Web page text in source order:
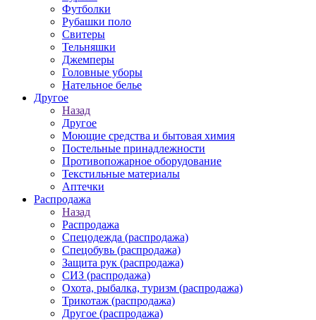
Футболки
Рубашки поло
Свитеры
Тельняшки
Джемперы
Головные уборы
Нательное белье
Другое
Назад
Другое
Моющие средства и бытовая химия
Постельные принадлежности
Противопожарное оборудование
Текстильные материалы
Аптечки
Распродажа
Назад
Распродажа
Спецодежда (распродажа)
Спецобувь (распродажа)
Защита рук (распродажа)
СИЗ (распродажа)
Охота, рыбалка, туризм (распродажа)
Трикотаж (распродажа)
Другое (распродажа)